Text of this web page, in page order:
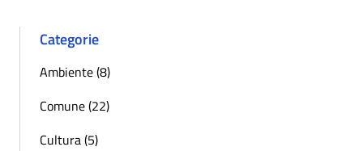
Categorie
Ambiente (8)
Comune (22)
Cultura (5)